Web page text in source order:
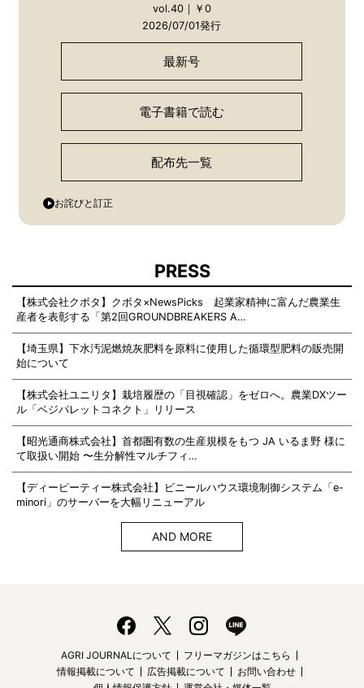
vol.40｜￥0
2026/07/01発行
最新号
電子書籍で読む
配布先一覧
お詫びと訂正
PRESS
【株式会社クボタ】クボタ×NewsPicks 起業家精神に富んだ農業生
産者を表彰する「第2回GROUNDBREAKERS A…
【埼玉県】下水汚泥燃焼灰肥料を原料に使用した循環型肥料の販売開
始について
【株式会社ユニリタ】栽培履歴の「目視確認」をゼロへ。農業DXツー
ル「ベジパレットコネクト」リリース
【昭光通商株式会社】首都圏有数の生産規模をもつ JA いるま野 様に
て取扱い開始 〜生分解性マルチフィ…
【ディーピーティー株式会社】ビニールハウス環境制御システム「e-
minori」のサーバーを大幅リニューアル
AND MORE
AGRI JOURNALについて
フリーマガジンはこちら
情報掲載について
広告掲載について
お問い合わせ